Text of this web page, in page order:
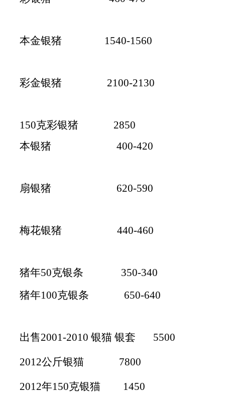
本金银猪 1540-1560
彩金银猪 2100-2130
150克彩银猪 2850
本银猪 400-420
扇银猪 620-590
梅花银猪 440-460
猪年50克银条 350-340
猪年100克银条 650-640
出售2001-2010 银猫 银套 5500
2012公斤银猫 7800
2012年150克银猫 1450